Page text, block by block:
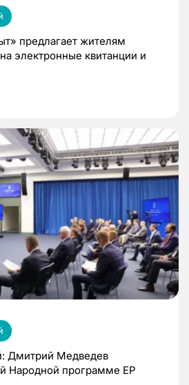
предлагает жителям
электронные квитанции и
Дмитрий Медведев
Народной программе ЕР